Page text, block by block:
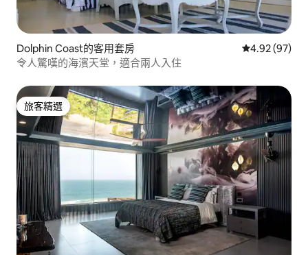
Dolphin Coast的客用套房 從 97 則評價
4.92 (97)
令人驚嘆的海濱天堂，適合兩人入住
旅客精選
旅客精選